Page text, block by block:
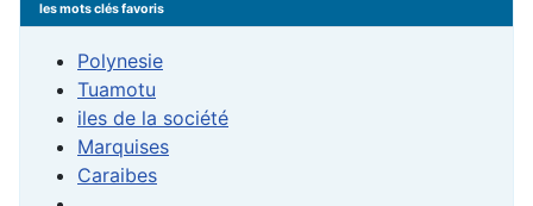
les mots clés favoris
Polynesie
Tuamotu
iles de la société
Marquises
Caraibes